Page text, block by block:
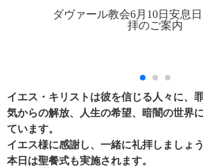
イエス・キリストは彼を信じる人々に、
気からの解放、人生の希望、暗闇の世界
ています。
イエス様に感謝し、一緒に礼拝しましょう
本日は聖餐式も実施されます。